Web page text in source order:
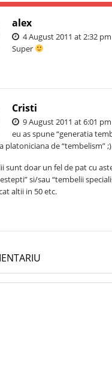
alex
4 August 2011 at 2:32 pm
Super
Cristi
9 August 2011 at 6:01 pm
eu as spune “generatia
platoniciana de “tembelism”
sunt doar un fel de pat cu
si/sau “tembelii
altii in 50 etc.